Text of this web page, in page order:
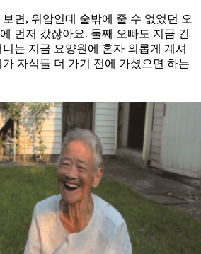
면, 위암인데 술밖에 줄 수 없었던 오
먼저 갔잖아요. 둘째 오빠도 지금 건
는 지금 요양원에 혼자 외롭게 계셔
자식들 더 가기 전에 가셨으면 하는